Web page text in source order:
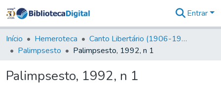
&
Coleções
Tudo na
Digital
Entrar
Início Hemeroteca
Canto Libertário (1906-1995)
Palimpsesto
Palimpsesto, 1992, n 1
Palimpsesto, 1992, n 1